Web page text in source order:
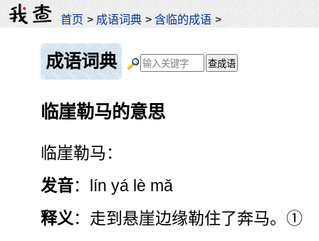
首页 > 成语词典 >含临的成语 >
成语词典
临崖勒马的意思
临崖勒马：
发音：lín yá lè mǎ
释义 ：走到悬崖边缘勒住了奔马。①